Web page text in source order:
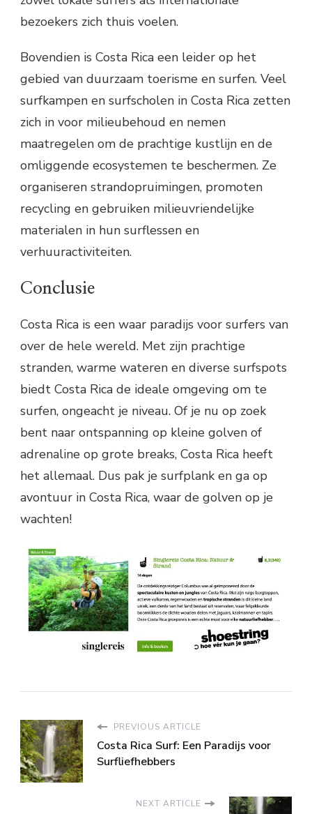
bezoekers zich thuis voelen.
Bovendien is Costa Rica een leider op het
gebied van duurzaam toerisme en surfen. Veel
surfkampen en surfscholen in Costa Rica zetten
zich in voor milieubehoud en nemen
maatregelen om de prachtige kustlijn en de
omliggende ecosystemen te beschermen. Ze
organiseren strandopruimingen, promoten
recycling en gebruiken milieuvriendelijke
materialen in hun surflessen en
verhuuractiviteiten.
Conclusie
Costa Rica is een waar paradijs voor surfers van
over de hele wereld. Met zijn prachtige
stranden, warme wateren en diverse surfspots
biedt Costa Rica de ideale omgeving om te
surfen, ongeacht je niveau. Of je nu op zoek
bent naar ontspanning op kleine golven of
adrenaline op grote breaks, Costa Rica heeft
het allemaal. Dus pak je surfplank en ga op
avontuur in Costa Rica, waar de golven op je
wachten!
PREVIOUS ARTICLE
Costa Rica Surf: Een Paradijs voor
Surfliefhebbers
NEXT ARTICLE